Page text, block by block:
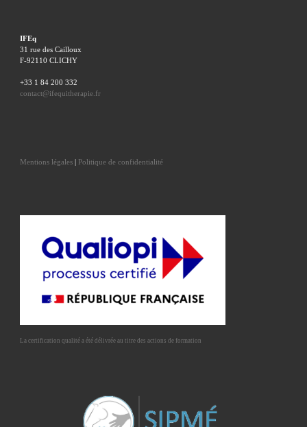
IFEq
31 rue des Cailloux
F-92110 CLICHY
+33 1 84 200 332
contact@ifequitherapie.fr
Mentions légales| Politique de confidentialité
La certification qualité a été délivrée au titre des actions de formation